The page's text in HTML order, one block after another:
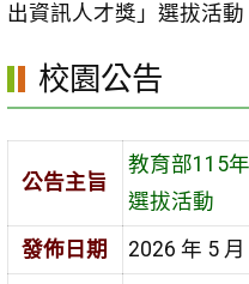
出資訊人才獎」選拔活動
校園公告
公告主旨
教育部115
選拔活動
發佈日期
2026 年 5 月